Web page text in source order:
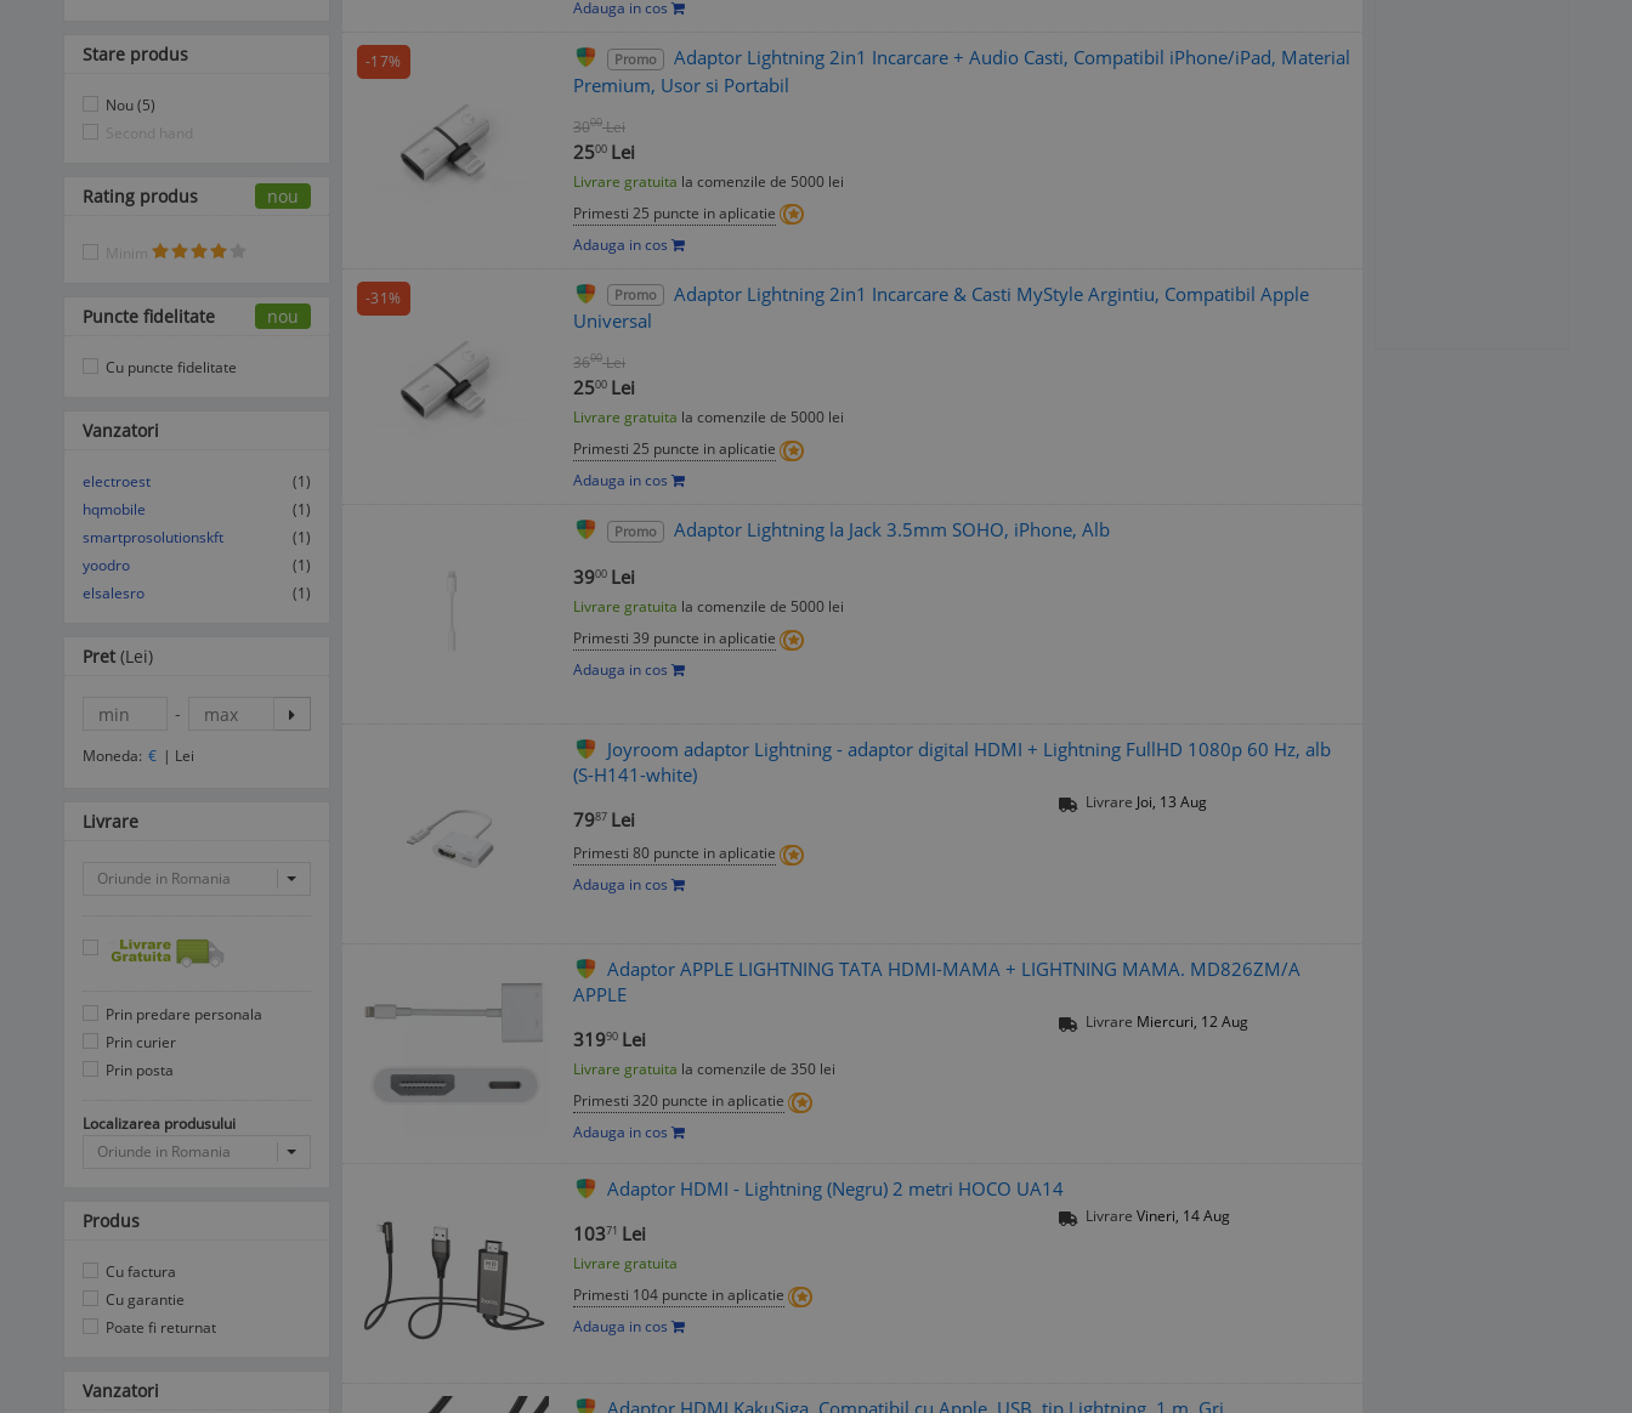
Adauga in cos
-17% Promo
Adaptor Lightning 2in1 Incarcare + Audio Casti, Compatibil iPhone/iPad, Material
Premium, Usor si Portabil
3000 Lei
2500 Lei
Livrare gratuita la comenzile de 5000 lei
Primesti 25 puncte in aplicatie
Adauga in cos
-31% Promo
Adaptor Lightning 2in1 Incarcare & Casti MyStyle Argintiu, Compatibil Apple
Universal
3600 Lei
2500 Lei
Livrare gratuita la comenzile de 5000 lei
Primesti 25 puncte in aplicatie
Adauga in cos
Promo
Adaptor Lightning la Jack 3.5mm SOHO, iPhone, Alb
3900 Lei
Livrare gratuita la comenzile de 5000 lei
Primesti 39 puncte in aplicatie
Adauga in cos
Joyroom adaptor Lightning - adaptor digital HDMI + Lightning FullHD 1080p 60 Hz, alb
(S-H141-white)
7987 Lei
Primesti 80 puncte in aplicatie
Adauga in cos
Livrare Joi, 13 Aug
Adaptor APPLE LIGHTNING TATA HDMI-MAMA + LIGHTNING MAMA. MD826ZM/A
APPLE
31990 Lei
Livrare gratuita la comenzile de 350 lei
Primesti 320 puncte in aplicatie
Adauga in cos
Livrare Miercuri, 12 Aug
Adaptor HDMI - Lightning (Negru) 2 metri HOCO UA14
10371 Lei
Livrare gratuita
Primesti 104 puncte in aplicatie
Adauga in cos
Livrare Vineri, 14 Aug
Stare produs
Nou (5)
Second hand
Rating produs nou
Minim
Puncte fidelitate nou
Cu puncte fidelitate
Vanzatori
electroest
(1)
hqmobile
(1)
smartprosolutionskft
(1)
yoodro
(1)
elsalesro
(1)
Pret (Lei)
-
Moneda: € | Lei
Livrare
Oriunde in Romania
Prin predare personala
Prin curier
Prin posta
Localizarea produsului
Oriunde in Romania
Produs
Cu factura
Cu garantie
Poate fi returnat
Vanzatori